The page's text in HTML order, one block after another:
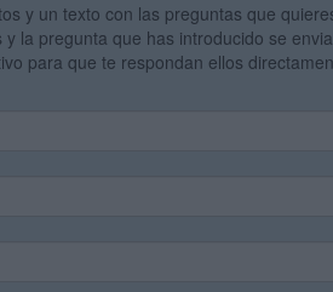
y un texto con las preguntas que
la pregunta que has introducido se
para que te respondan ellos